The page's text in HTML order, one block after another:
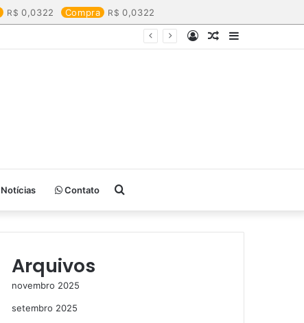
0,0322 Compra 0,0322
Barra
Artigo
Entrar
Notícias Contato Procurar
por
Arquivos
novembro 2025
setembro 2025